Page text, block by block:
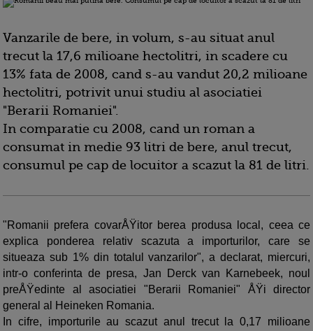
Vanzarile de bere, in volum, s-au situat anul
trecut la 17,6 milioane hectolitri, in scadere cu
13% fata de 2008, cand s-au vandut 20,2 milioane
hectolitri, potrivit unui studiu al asociatiei
"Berarii Romaniei".
In comparatie cu 2008, cand un roman a
consumat in medie 93 litri de bere, anul trecut,
consumul pe cap de locuitor a scazut la 81 de litri.
"Romanii prefera covarÅŸitor berea produsa local, ceea ce
explica ponderea relativ scazuta a importurilor, care se
situeaza sub 1% din totalul vanzarilor", a declarat, miercuri,
intr-o conferinta de presa, Jan Derck van Karnebeek, noul
preÅŸedinte al asociatiei "Berarii Romaniei" ÅŸi director
general al Heineken Romania.
In cifre, importurile au scazut anul trecut la 0,17 milioane